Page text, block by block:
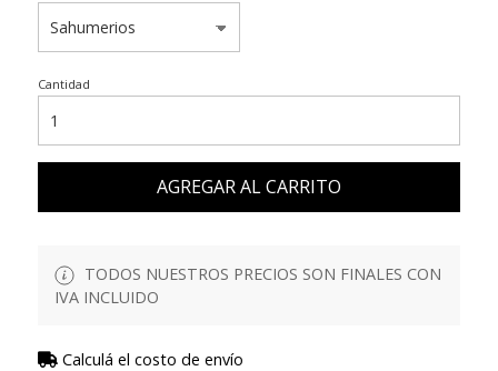
Cantidad
AGREGAR AL CARRITO
TODOS NUESTROS PRECIOS SON FINALES CON
IVA INCLUIDO
Calculá el costo de envío